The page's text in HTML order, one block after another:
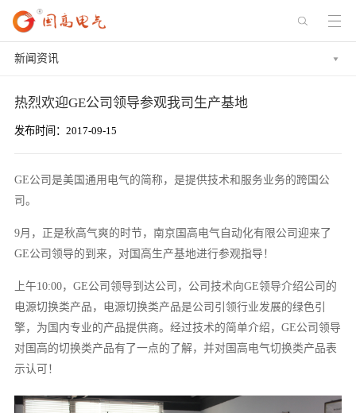
新闻资讯
热烈欢迎GE公司领导参观我司生产基地
发布时间：2017-09-15
GE公司是美国通用电气的简称，是提供技术和服务业务的跨国公
司。
9月，正是秋高气爽的时节，南京国高电气自动化有限公司迎来了
GE公司领导的到来，对国高生产基地进行参观指导！
上午10:00，GE公司领导到达公司，公司技术向GE领导介绍公司的
电源切换类产品，电源切换类产品是公司引领行业发展的绿色引
擎，为国内专业的产品提供商。经过技术的简单介绍，GE公司领导
对国高的切换类产品有了一点的了解，并对国高电气切换类产品表
示认可！